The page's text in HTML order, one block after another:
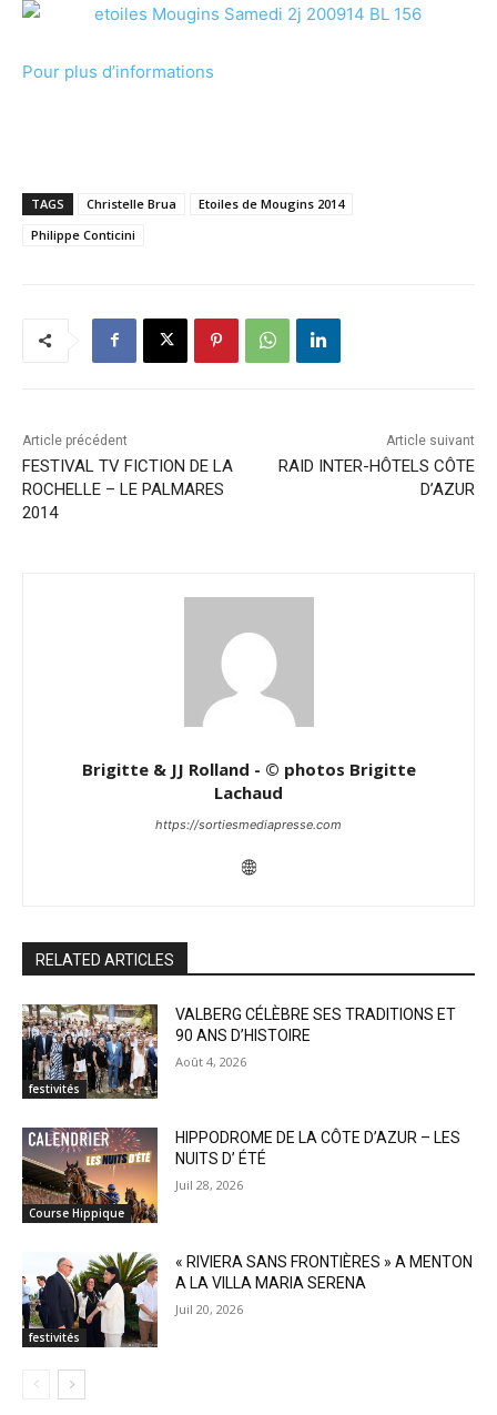
Pour plus d’informations
TAGS Christelle Brua
Etoiles de Mougins 2014
Philippe Conticini
Article précédent
FESTIVAL TV FICTION DE LA
ROCHELLE – LE PALMARES
2014
Article suivant
RAID INTER-HÔTELS CÔTE
D’AZUR
Brigitte & JJ Rolland - © photos Brigitte
Lachaud
https://sortiesmediapresse.com
RELATED ARTICLES
festivités
VALBERG CÉLÈBRE SES TRADITIONS ET
90 ANS D’HISTOIRE
Août 4, 2026
Course Hippique
HIPPODROME DE LA CÔTE D’AZUR – LES
NUITS D’ ÉTÉ
Juil 28, 2026
festivités
« RIVIERA SANS FRONTIÈRES » A MENTON
A LA VILLA MARIA SERENA
Juil 20, 2026